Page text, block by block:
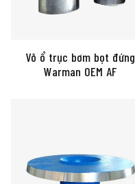
Vỏ ổ trục bơm bọt đứng
Warman OEM AF